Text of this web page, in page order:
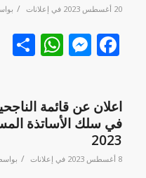
20 أغسطس 2023 في إعلانات /
Facebook
اعلان عن قائمة
في سلك الأساتذة
2023
8 أغسطس 2023 في إعلانات /